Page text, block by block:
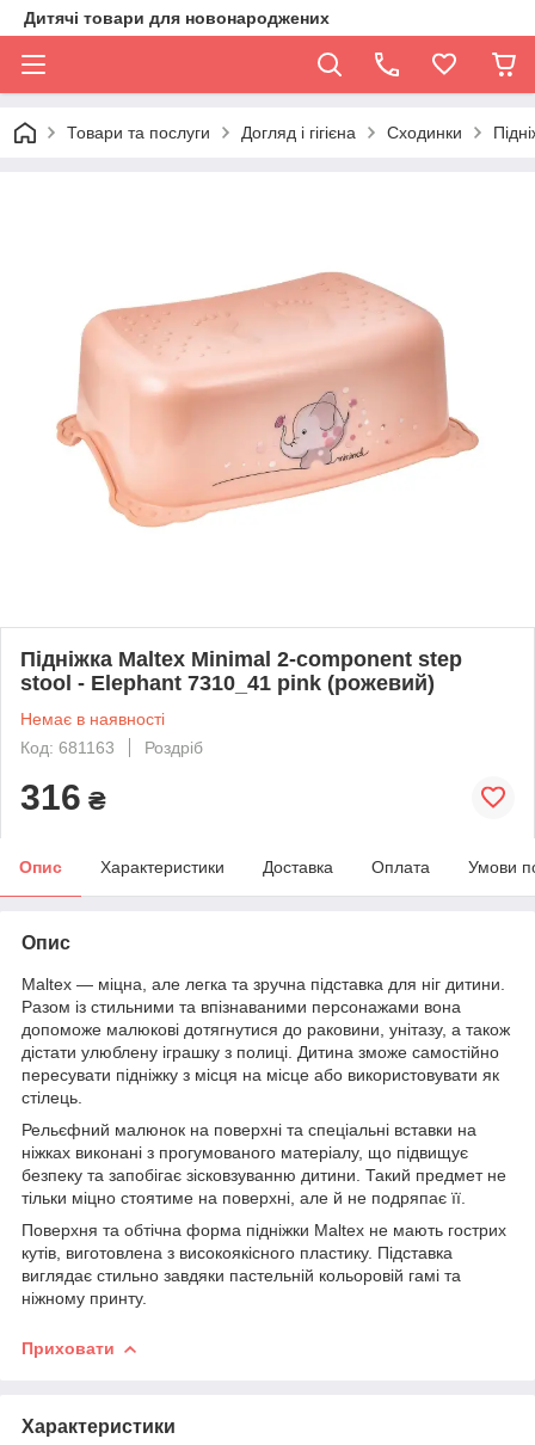
Дитячі товари для новонароджених
Товари та послуги Догляд і гігієна Сходинки
Підніжка Maltex Minimal 2-component step
stool - Elephant 7310_41 pink (рожевий)
Немає в наявності
Код: 681163
Роздріб
316 ₴
Опис Характеристики Доставка Оплата Умови
Опис
Maltex — міцна, але легка та зручна підставка для ніг дитини.
Разом із стильними та впізнаваними персонажами вона
допоможе малюкові дотягнутися до раковини, унітазу, а також
дістати улюблену іграшку з полиці. Дитина зможе самостійно
пересувати підніжку з місця на місце або використовувати як
стілець.
Рельєфний малюнок на поверхні та спеціальні вставки на
ніжках виконані з прогумованого матеріалу, що підвищує
безпеку та запобігає зісковзуванню дитини. Такий предмет не
тільки міцно стоятиме на поверхні, але й не подряпає її.
Поверхня та обтічна форма підніжки Maltex не мають гострих
кутів, виготовлена з високоякісного пластику. Підставка
виглядає стильно завдяки пастельній кольоровій гамі та
ніжному принту.
Приховати
Характеристики